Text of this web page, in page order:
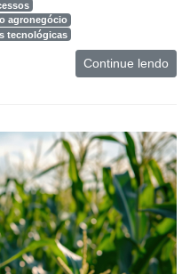
agronegócio
tecnológicas
Continue lendo